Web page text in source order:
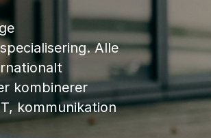
Alle
kombinerer
kommunikation